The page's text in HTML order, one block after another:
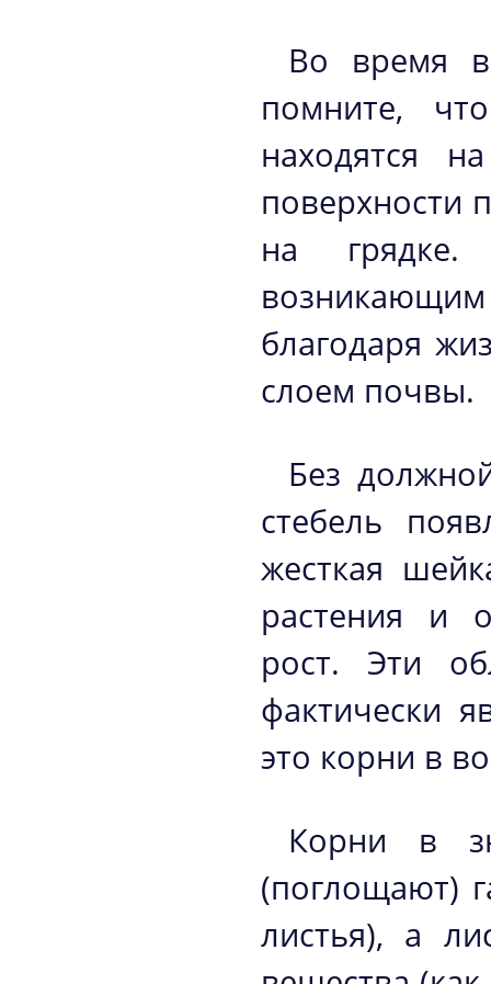
Во время
помните,
поверхности
на грядке.
благодаря
слоем почвы.
Без
стебель
жесткая
растения и
рост. Эти
фактически
это корни в
Корни в
(поглощают)
листья), а